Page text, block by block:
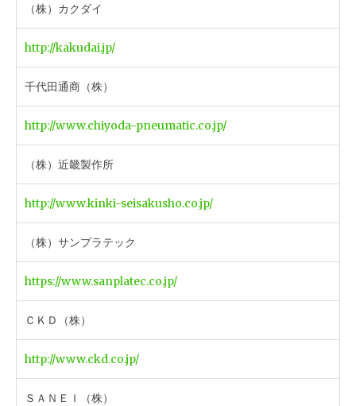
（株）カクダイ
http://kakudai.jp/
千代田通商（株）
http://www.chiyoda-pneumatic.co.jp/
（株）近畿製作所
http://www.kinki-seisakusho.co.jp/
（株）サンプラテック
https://www.sanplatec.co.jp/
ＣＫＤ（株）
http://www.ckd.co.jp/
ＳＡＮＥＩ（株）